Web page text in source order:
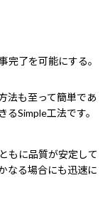
完了を可能にする。
法も至って簡単であ
Simple工法です。
もに品質が安定して
なる場合にも迅速に